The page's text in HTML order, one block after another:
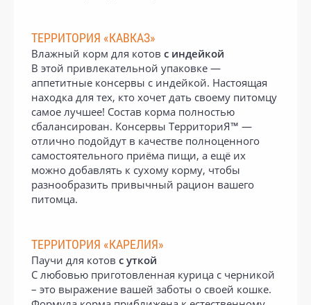
ТЕРРИТОРИЯ «КАВКАЗ»
Влажный корм для котов с индейкой
В этой привлекательной упаковке —
аппетитные консервы с индейкой. Настоящая
находка для тех, кто хочет дать своему питомцу
самое лучшее! Состав корма полностью
сбалансирован. Консервы ТерриториЯ™ —
отлично подойдут в качестве полноценного
самостоятельного приёма пищи, а ещё их
можно добавлять к сухому корму, чтобы
разнообразить привычный рацион вашего
питомца.
ТЕРРИТОРИЯ «КАРЕЛИЯ»
Паучи для котов с уткой
С любовью приготовленная курица с черникой
– это выражение вашей заботы о своей кошке.